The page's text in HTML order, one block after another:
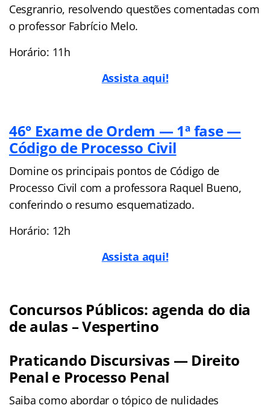
Cesgranrio, resolvendo questões comentadas com
o professor Fabrício Melo.
Horário: 11h
Assista aqui!
46° Exame de Ordem — 1ª fase —
Código de Processo Civil
Domine os principais pontos de Código de
Processo Civil com a professora Raquel Bueno,
conferindo o resumo esquematizado.
Horário: 12h
Assista aqui!
Concursos Públicos: agenda do dia
de aulas – Vespertino
Praticando Discursivas — Direito
Penal e Processo Penal
Saiba como abordar o tópico de nulidades